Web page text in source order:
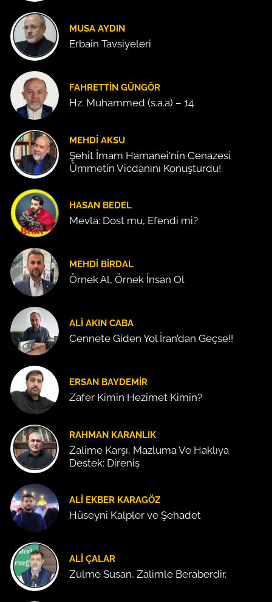
MUSA AYDIN
Erbain Tavsiyeleri
FAHRETTIN GÜNGÖR
Hz. Muhammed (s.a.a) – 14
MEHDI AKSU
Şehit İmam Hamanei'nin Cenazesi
Ümmetin Vicdanını Konuşturdu!
HASAN BEDEL
Mevla: Dost mu, Efendi mi?
MEHDI BIRDAL
Örnek Al, Örnek İnsan Ol
ALI AKIN CABA
Cennete Giden Yol İran’dan Geçse!!
ERSAN BAYDEMIR
Zafer Kimin Hezimet Kimin?
RAHMAN KARANLIK
Zalime Karşı, Mazluma Ve Haklıya
Destek: Direniş
ALI EKBER KARAGÖZ
Hüseyni Kalpler ve Şehadet
ALI ÇALAR
Zulme Susan, Zalimle Beraberdir.